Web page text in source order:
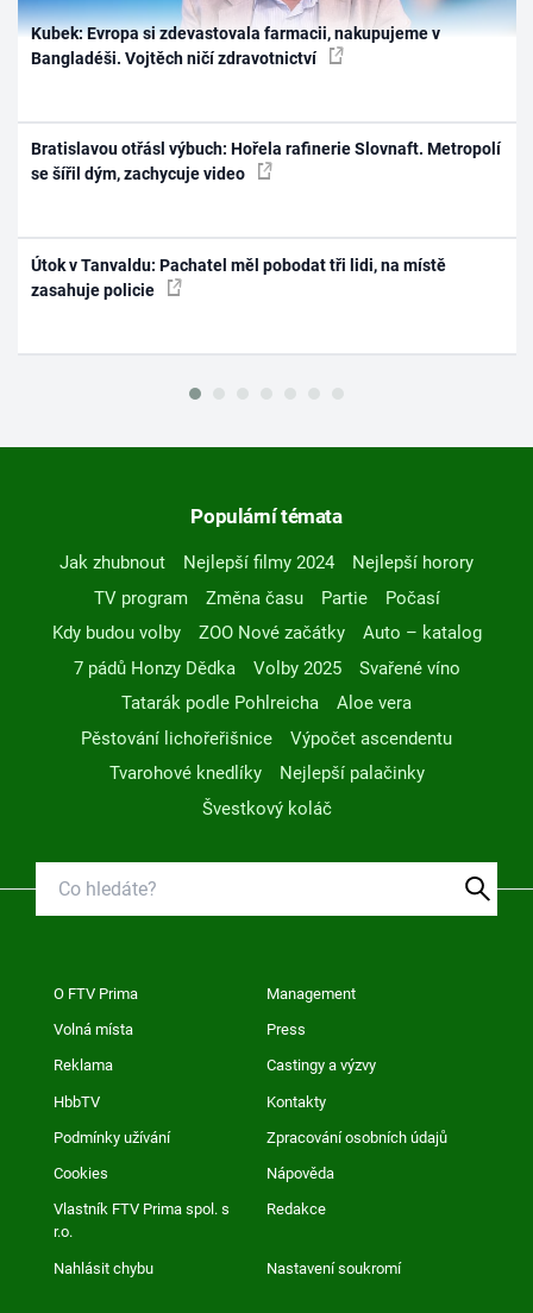
Kubek: Evropa si zdevastovala farmacii, nakupujeme v
Bangladéši. Vojtěch ničí zdravotnictví
Bratislavou otřásl výbuch: Hořela rafinerie Slovnaft. Metropolí
se šířil dým, zachycuje video
Útok v Tanvaldu: Pachatel měl pobodat tři lidi, na místě
zasahuje policie
Populární témata
Jak zhubnout Nejlepší filmy 2024
Nejlepší horory
TV program
Změna času Partie
Počasí
Kdy budou volby
ZOO Nové začátky
Auto – katalog
7 pádů Honzy Dědka
Volby 2025
Svařené víno
Tatarák podle Pohlreicha
Aloe vera
Pěstování lichořeřišnice
Výpočet ascendentu
Tvarohové knedlíky
Nejlepší palačinky
Švestkový koláč
O FTV Prima Management
Volná místa Press
Reklama Castingy a výzvy
HbbTV Kontakty
Podmínky užívání Zpracování osobních údajů
Cookies Nápověda
Vlastník FTV Prima spol. s
r.o.
Redakce
Nahlásit chybu Nastavení soukromí